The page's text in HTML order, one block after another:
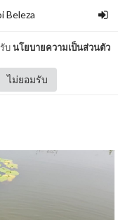
บนโยบายความเป็นส่วนตัว
ไม่ยอมรับ
Beleza
วเรา